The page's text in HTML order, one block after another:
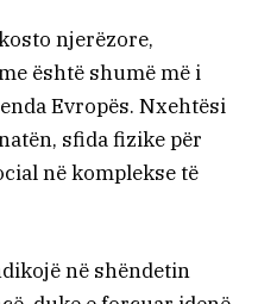
njerëzore,
është shumë më i
Evropës. Nxehtësi
sfida fizike për
në komplekse të
në shëndetin